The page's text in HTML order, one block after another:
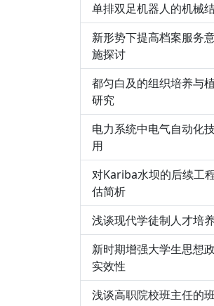
单排双足机器人的机械
新形势下提高档案服务
施探讨
都匀白及的组织培养与
研究
电力系统中电气自动化
用
对Kariba水坝的后续工
估简析
浅谈现代学徒制人才培
新时期增强大学生思想
实效性
浅谈高职院校班主任的